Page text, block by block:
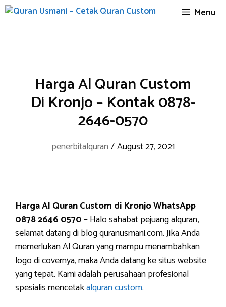
Skip
Menu
Harga Al Quran Custom
Di Kronjo – Kontak 0878-
2646-0570
penerbitalquran /August 27, 2021
Harga Al Quran Custom di Kronjo WhatsApp
0878 2646 0570– Halo sahabat pejuang alquran,
selamat datang di blog quranusmani.com. Jika Anda
memerlukan Al Quran yang mampu menambahkan
logo di covernya, maka Anda datang ke situs website
yang tepat. Kami adalah perusahaan profesional
spesialis mencetakalquran custom.